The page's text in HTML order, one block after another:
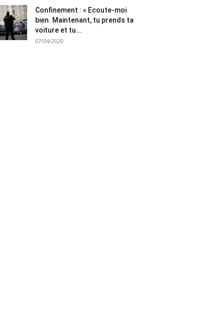
Confinement : « Ecoute-moi
bien. Maintenant, tu prends ta
voiture et tu...
07/04/2020